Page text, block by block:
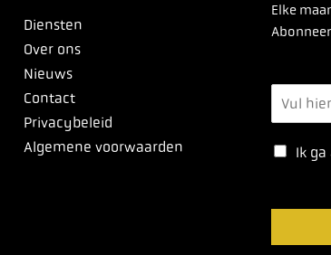
Diensten
Over ons
Nieuws
Contact
Privacybeleid
Algemene voorwaarden
Elke
Ik